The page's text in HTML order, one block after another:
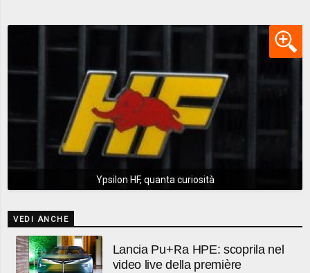
Ypsilon HF, quanta curiosità
VEDI ANCHE
Lancia Pu+Ra HPE: scoprila nel
video live della première